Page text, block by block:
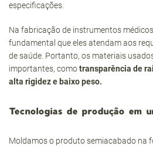
especificações.
Na fabricação de instrumentos
fundamental que eles atendam aos
de saúde. Portanto, os materiais
importantes, comotransparência de
alta rigidez e baixo peso.
Tecnologias de produção em
Moldamos o produto semiacabado na